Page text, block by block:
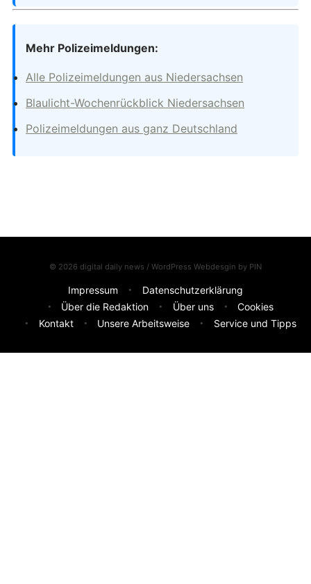
Mehr Polizeimeldungen:
Alle Polizeimeldungen aus Niedersachsen
Blaulicht-Wochenrückblick Niedersachsen
Polizeimeldungen aus ganz Deutschland
© 2026 digital daily news / WordPress Webdesgin by PIN
Impressum
Datenschutzerklärung
Über die Redaktion
Über uns
Cookies
Kontakt
Unsere Arbeitsweise Service und Tipps